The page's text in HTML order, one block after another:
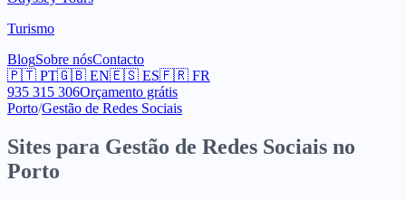
Turismo
BlogSobre nósContacto
🇵🇹 PT🇬🇧 EN🇪🇸 ES🇫🇷 FR
935 315 306Orçamento grátis
Porto/Gestão de Redes Sociais
Sites para Gestão de Redes Sociais no
Porto